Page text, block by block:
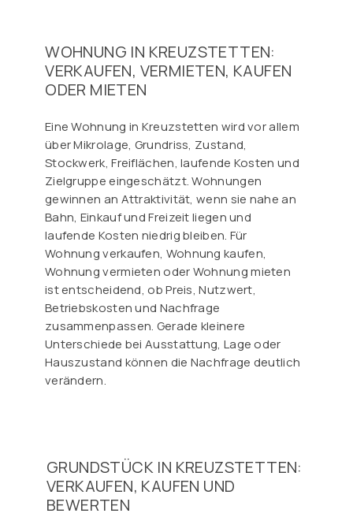
WOHNUNG IN KREUZSTETTEN:
VERKAUFEN, VERMIETEN, KAUFEN
ODER MIETEN
Eine Wohnung in Kreuzstetten wird vor allem
über Mikrolage, Grundriss, Zustand,
Stockwerk, Freiflächen, laufende Kosten und
Zielgruppe eingeschätzt. Wohnungen
gewinnen an Attraktivität, wenn sie nahe an
Bahn, Einkauf und Freizeit liegen und
laufende Kosten niedrig bleiben. Für
Wohnung verkaufen, Wohnung kaufen,
Wohnung vermieten oder Wohnung mieten
ist entscheidend, ob Preis, Nutzwert,
Betriebskosten und Nachfrage
zusammenpassen. Gerade kleinere
Unterschiede bei Ausstattung, Lage oder
Hauszustand können die Nachfrage deutlich
verändern.
GRUNDSTÜCK IN KREUZSTETTEN:
VERKAUFEN, KAUFEN UND
BEWERTEN